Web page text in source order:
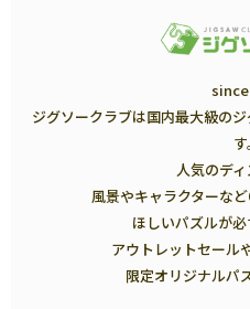
since
ジグソークラブは国内最大級の
す。
人気のデ
風景やキャラクターなど
ほしいパズルが
アウトレットセール
限定オリジナルパ